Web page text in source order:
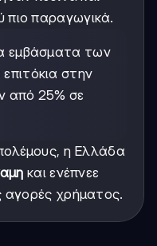
παραγωγικά.
εμβάσματα των
στην
από 25% σε
η Ελλάδα
και ενέπνεε
αγορές χρήματος.